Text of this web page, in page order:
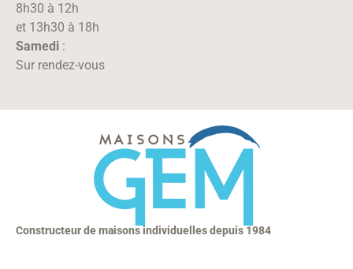
8h30 à 12h
et 13h30 à 18h
Samedi :
Sur rendez-vous
Constructeur de maisons individuelles depuis 1984